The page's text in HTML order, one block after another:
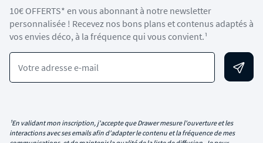
10€ OFFERTS* en vous abonnant à notre newsletter
personnalisée ! Recevez nos bons plans et contenus adaptés à
vos envies déco, à la fréquence qui vous convient.¹
Votre adresse e-mail
¹En validant mon inscription, j'accepte que Drawer mesure l'ouverture et les
interactions avec ses emails afin d'adapter le contenu et la fréquence de mes